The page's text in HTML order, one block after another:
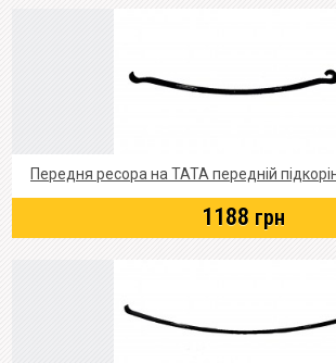
Передня ресора на ТАТА передній
1188 грн